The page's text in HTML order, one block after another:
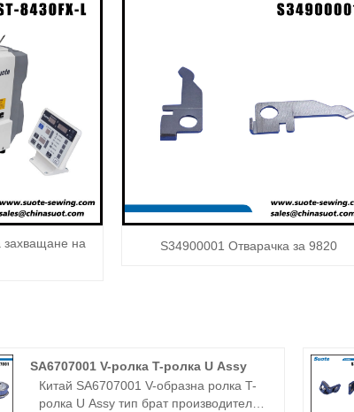
захващане на
S34900001 Отварачка за 9820
SA6707001 V-ролка T-ролка U Assy
Китай SA6707001 V-образна ролка T-
ролка U Assy тип брат производители